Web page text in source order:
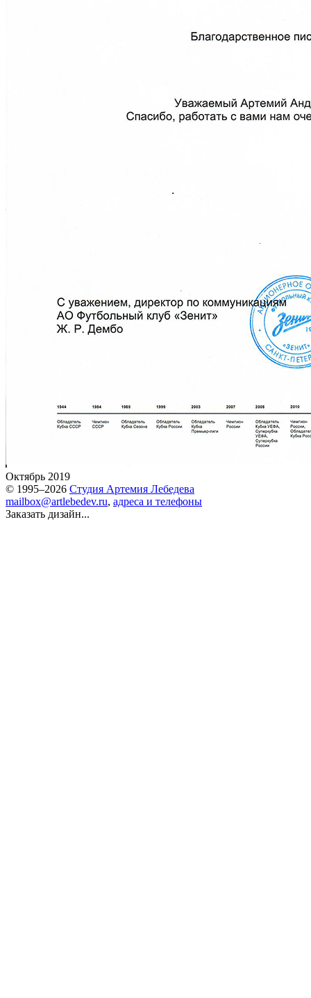
Октябрь 2019
© 1995–2026 Студия Артемия Лебедева
mailbox@artlebedev.ru, адреса и телефоны
Заказать дизайн...